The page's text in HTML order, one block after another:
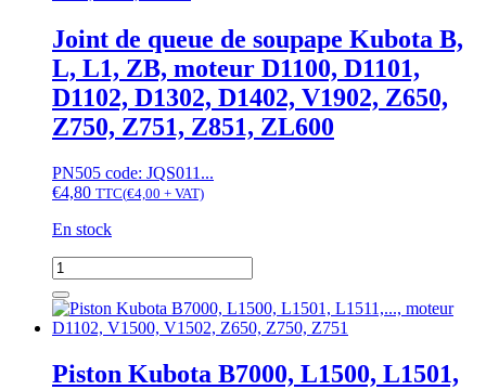
L1500,
Moteur
Z750
Joint de queue de soupape Kubota B,
L, L1, ZB, moteur D1100, D1101,
D1102, D1302, D1402, V1902, Z650,
Z750, Z751, Z851, ZL600
PN505 code: JQS011...
€4,80 TTC(€4,00 + VAT)
En stock
quantité
de
Joint
de
de
soupape
Piston Kubota B7000, L1500, L1501,